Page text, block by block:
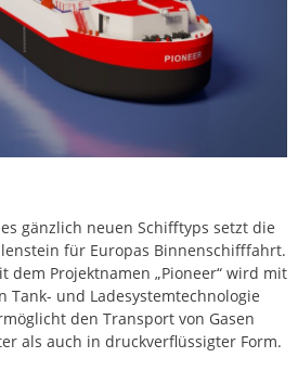
gänzlich neuen Schifftyps setzt die
für Europas Binnenschifffahrt.
dem Projektnamen „Pioneer“ wird mit
Tank- und Ladesystemtechnologie
den Transport von Gasen
als auch in druckverflüssigter Form.